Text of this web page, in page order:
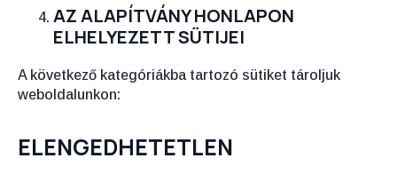
AZ ALAPÍTVÁNY HONLAPON
ELHELYEZETT SÜTIJEI
A következő kategóriákba tartozó sütiket tároljuk
weboldalunkon:
ELENGEDHETETLEN